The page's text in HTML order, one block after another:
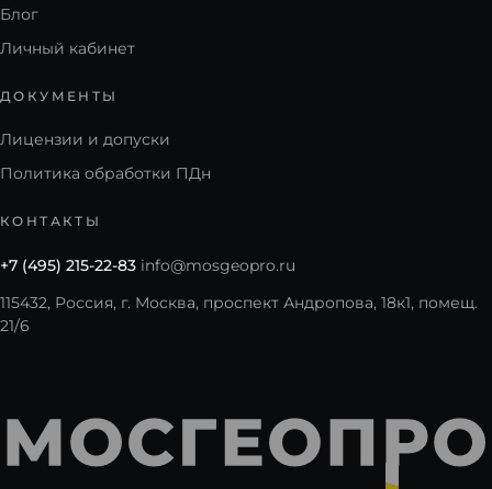
Блог
Личный кабинет
ДОКУМЕНТЫ
Лицензии и допуски
Политика обработки ПДн
КОНТАКТЫ
+7 (495) 215-22-83 info@mosgeopro.ru
115432, Россия, г. Москва, проспект Андропова, 18к1, помещ.
21/6